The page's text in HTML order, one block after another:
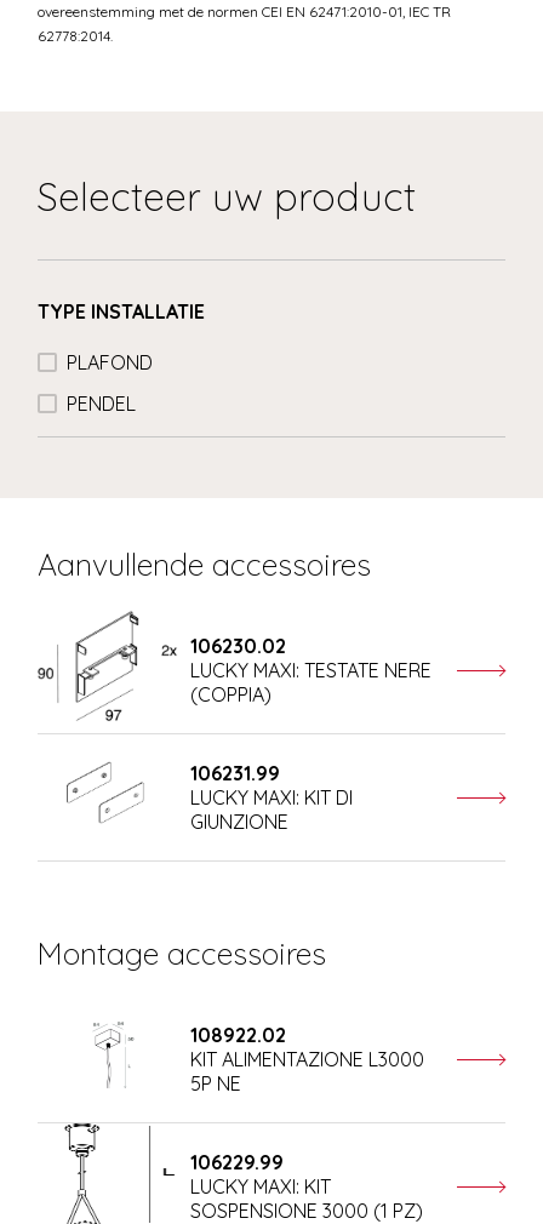
overeenstemming met de normen CEI EN 62471:2010-01, IEC TR
62778:2014.
Selecteer uw product
TYPE INSTALLATIE
PLAFOND
PENDEL
Aanvullende accessoires
106230.02
LUCKY MAXI: TESTATE NERE
(COPPIA)
106231.99
LUCKY MAXI: KIT DI
GIUNZIONE
Montage accessoires
108922.02
KIT ALIMENTAZIONE L3000
5P NE
106229.99
LUCKY MAXI: KIT
SOSPENSIONE 3000 (1 PZ)